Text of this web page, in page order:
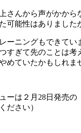
さんから声がかから
可能性はありました
ーニングもできてい
すぎて先のことは考
めていたかもしれま
ーは２月28日発売の
ださい）